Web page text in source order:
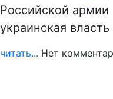
Российской армии
украинская
читать... Нет